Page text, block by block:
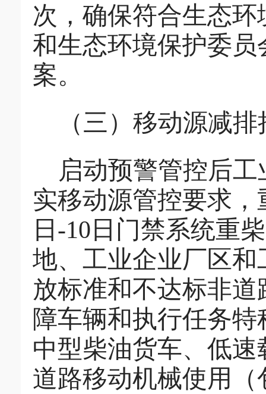
次，确保符合生态
和生态环境保护委员
案。
（三）移动源减
启动预警管控后
实移动源管控要求
日 -10 日 门禁系统重
地、工业企业厂区
放标准和不达标非
障车辆和执行任务
中型柴油货车、低
道路移动机械使用